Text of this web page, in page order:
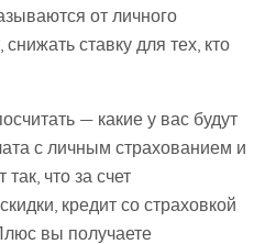
от личного
ставку для тех, кто
— какие у вас будут
с личным страхованием и
что за счет
кредит со страховкой
вы получаете